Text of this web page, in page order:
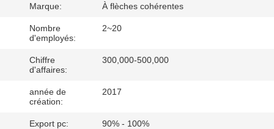
CONTRÔLE
CONTACTEZ-
NOUS
Marque: À flèches cohérentes
Nombre
d'employés:
2~20
Chiffre
d'affaires:
300,000-500,000
année de
création:
2017
Export pc: 90% - 100%